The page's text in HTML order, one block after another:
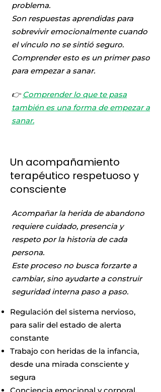
problema.
Son respuestas aprendidas para
sobrevivir emocionalmente cuando
el vínculo no se sintió seguro.
Comprender esto es un primer paso
para empezar a sanar.
👉Comprender lo que te pasa
también es una forma de empezar a
sanar.
Un acompañamiento
terapéutico respetuoso y
consciente
Acompañar la herida de abandono
requiere cuidado, presencia y
respeto por la historia de cada
persona.
Este proceso no busca forzarte a
cambiar, sino ayudarte a construir
seguridad interna paso a paso.
Regulación del sistema nervioso,
para salir del estado de alerta
constante
Trabajo con heridas de la infancia,
desde una mirada consciente y
segura